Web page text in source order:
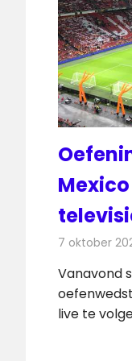
7 oktober
Vanavond
live te